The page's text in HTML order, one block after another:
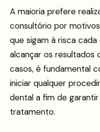
A maioria prefere
consultório por
que sigam à risca
alcançar os resultados
casos, é fundamental
iniciar qualquer
dental a fim de
tratamento.